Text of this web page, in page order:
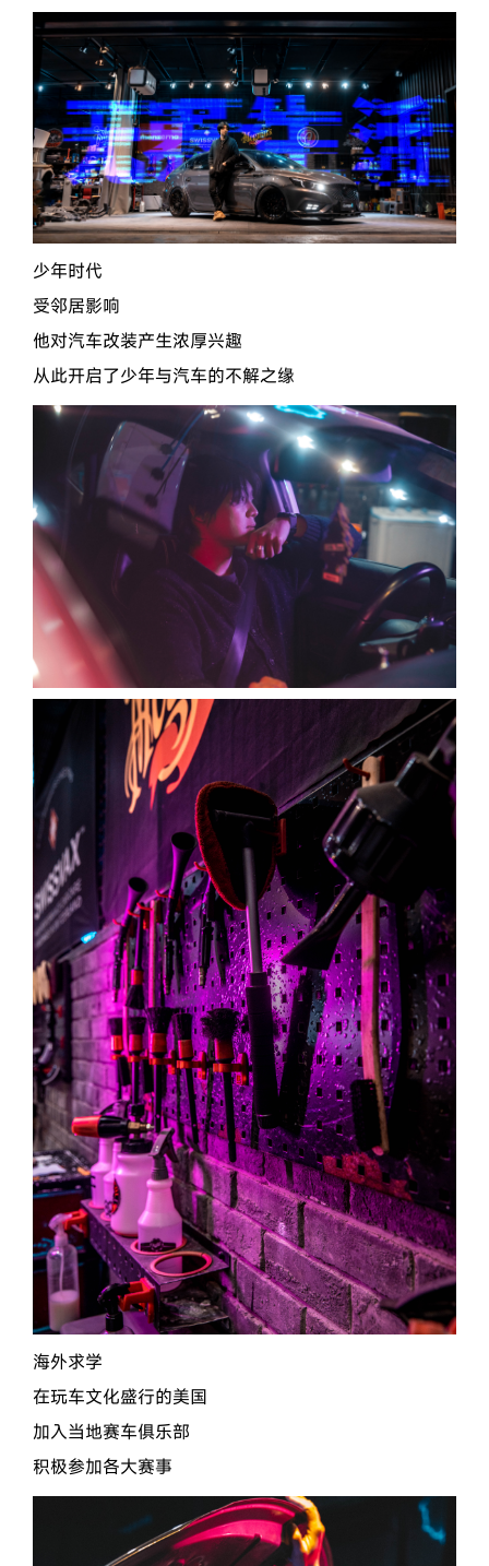
少年时代
受邻居影响
他对汽车改装产生浓厚兴趣
从此开启了少年与汽车的不解之缘
海外求学
在玩车文化盛行的美国
加入当地赛车俱乐部
积极参加各大赛事